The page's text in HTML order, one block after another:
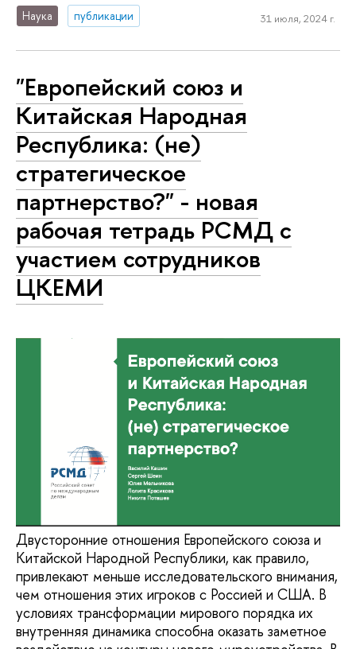
Наука публикации 31 июля, 2024 г.
"Европейский союз и
Китайская Народная
Республика: (не)
стратегическое
партнерство?" - новая
рабочая тетрадь РСМД с
участием сотрудников
ЦКЕМИ
Двусторонние отношения Европейского союза и
Китайской Народной Республики, как правило,
привлекают меньше исследовательского внимания,
чем отношения этих игроков с Россией и США. В
условиях трансформации мирового порядка их
внутренняя динамика способна оказать заметное